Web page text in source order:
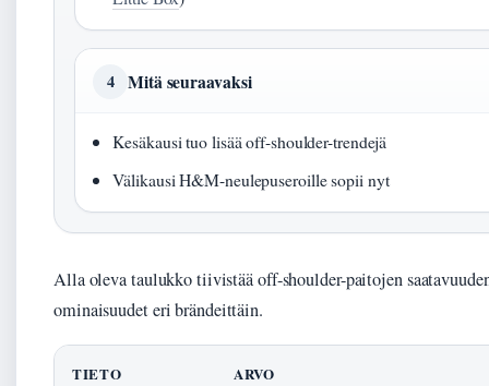
4 Mitä seuraavaksi
Kesäkausi tuo lisää off-shoulder-trendejä
Välikausi H&M-neulepuseroille sopii nyt
Alla oleva taulukko tiivistää off-shoulder-paitojen
ominaisuudet eri brändeittäin.
TIETO ARVO